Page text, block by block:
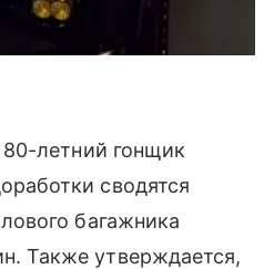
летний гонщик
сводятся
багажника
Также утверждается,